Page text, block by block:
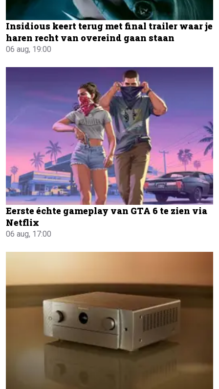
Insidious keert terug met final trailer waar je
haren recht van overeind gaan staan
06 aug, 19:00
Eerste échte gameplay van GTA 6 te zien via
Netflix
06 aug, 17:00